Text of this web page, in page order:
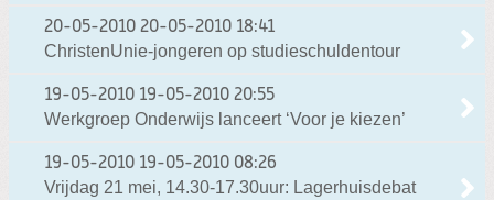
20-05-2010 20-05-2010 18:41
ChristenUnie-jongeren op studieschuldentour
19-05-2010 19-05-2010 20:55
Werkgroep Onderwijs lanceert ‘Voor je kiezen’
19-05-2010 19-05-2010 08:26
Vrijdag 21 mei, 14.30-17.30uur: Lagerhuisdebat